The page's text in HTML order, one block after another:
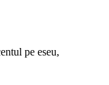
pe eseu,